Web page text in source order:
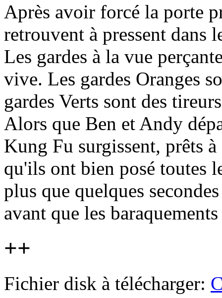
Après avoir forcé la porte
retrouvent à pressent dans
Les gardes à la vue
vive. Les gardes Oranges
gardes Verts sont des
Alors que Ben et Andy
Kung Fu surgissent, prêts
qu'ils ont bien posé toutes
plus que quelques
avant que les
++
Fichier disk à télécharger: